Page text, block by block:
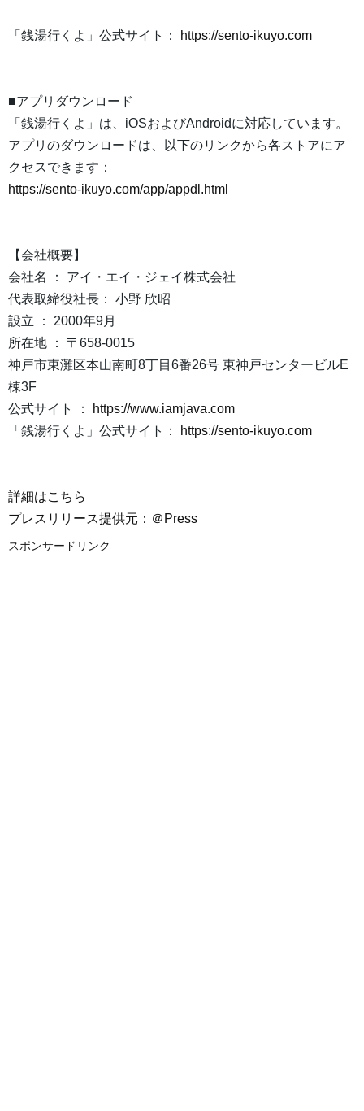
「銭湯行くよ」公式サイト： https://sento-ikuyo.com
■アプリダウンロード
「銭湯行くよ」は、iOSおよびAndroidに対応しています。
アプリのダウンロードは、以下のリンクから各ストアにア
クセスできます：
https://sento-ikuyo.com/app/appdl.html
【会社概要】
会社名 ： アイ・エイ・ジェイ株式会社
代表取締役社長： 小野 欣昭
設立 ： 2000年9月
所在地 ： 〒658-0015
神戸市東灘区本山南町8丁目6番26号 東神戸センタービルE
棟3F
公式サイト ：
https://www.iamjava.com
「銭湯行くよ」公式サイト：
https://sento-ikuyo.com
詳細はこちら
プレスリリース提供元：＠Press
スポンサードリンク